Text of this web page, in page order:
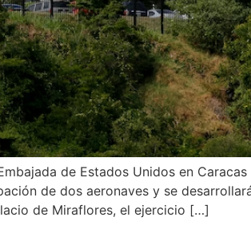
de Estados Unidos en
de dos aeronaves y se
de Miraflores, el ejercicio […]